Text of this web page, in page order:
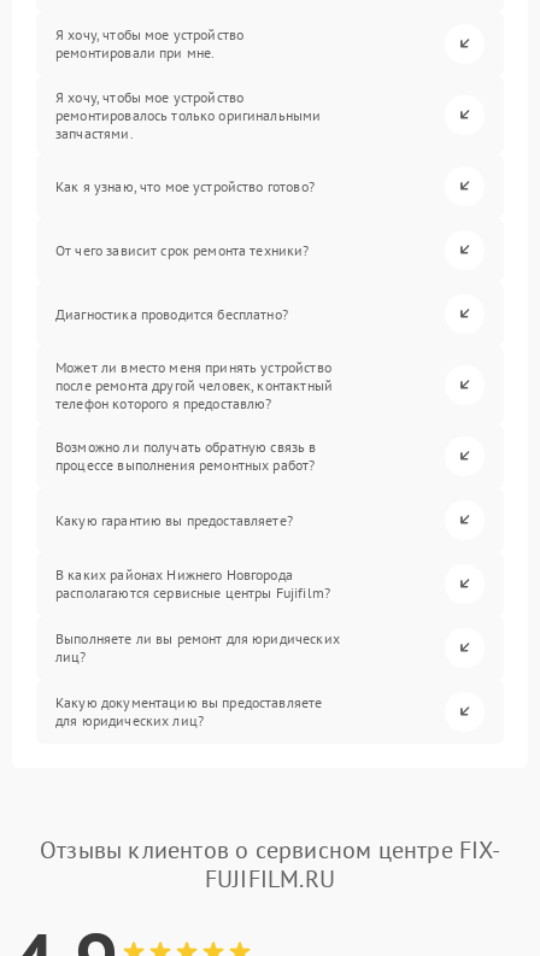
Я хочу, чтобы мое устройство
ремонтировали при мне.
Я хочу, чтобы мое устройство
ремонтировалось только оригинальными
запчастями.
Как я узнаю, что мое устройство готово?
От чего зависит срок ремонта техники?
Диагностика проводится бесплатно?
Может ли вместо меня принять устройство
после ремонта другой человек, контактный
телефон которого я предоставлю?
Возможно ли получать обратную связь в
процессе выполнения ремонтных работ?
Какую гарантию вы предоставляете?
В каких районах Нижнего Новгорода
располагаются сервисные центры Fujifilm?
Выполняете ли вы ремонт для юридических
лиц?
Какую документацию вы предоставляете
для юридических лиц?
Отзывы клиентов о сервисном центре FIX-
FUJIFILM.RU